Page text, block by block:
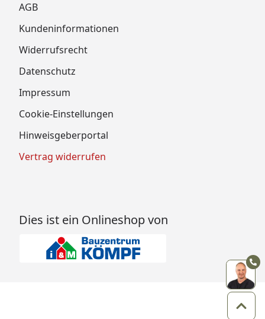
AGB
Kundeninformationen
Widerrufsrecht
Datenschutz
Impressum
Cookie-Einstellungen
Hinweisgeberportal
Vertrag widerrufen
Dies ist ein Onlineshop von